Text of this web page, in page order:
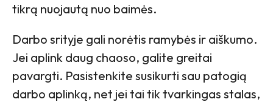
tikrą nuojautą nuo baimės.
Darbo srityje gali norėtis ramybės ir aiškumo.
Jei aplink daug chaoso, galite greitai
pavargti. Pasistenkite susikurti sau patogią
darbo aplinką, net jei tai tik tvarkingas stalas,